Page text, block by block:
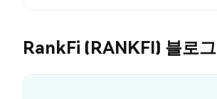
RankFi (RANKFI) 블로그